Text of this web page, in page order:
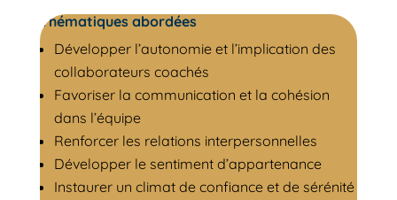
Thématiques abordées
Développer l’autonomie et l’implication des
collaborateurs coachés
Favoriser la communication et la cohésion
dans l’équipe
Renforcer les relations interpersonnelles
Développer le sentiment d’appartenance
Instaurer un climat de confiance et de sérénité